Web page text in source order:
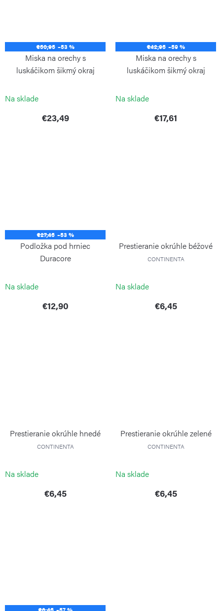
€50,95 –53 %
Miska na orechy s
luskáčikom šikmý okraj
CONTINENTA
Na sklade
€23,49
€42,95 –59 %
Miska na orechy s
luskáčikom šikmý okraj
CONTINENTA
Na sklade
€17,61
€27,45 –53 %
Podložka pod hrniec
Duracore
Na sklade
€12,90
Prestieranie okrúhle béžové
CONTINENTA
Na sklade
€6,45
Prestieranie okrúhle hnedé
CONTINENTA
Na sklade
€6,45
Prestieranie okrúhle zelené
CONTINENTA
Na sklade
€6,45